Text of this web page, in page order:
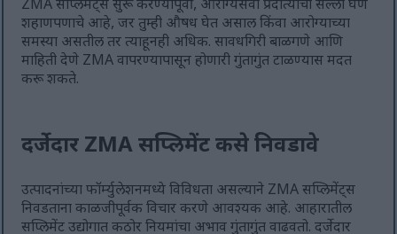
ZMA सप्लिमेंट्स सुरू करण्यापूर्वी, आरोग्यसेवा प्रदात्याचा सल्ला घेणे
शहाणपणाचे आहे, जर तुम्ही औषध घेत असाल किंवा आरोग्याच्या
समस्या असतील तर त्याहूनही अधिक. सावधगिरी बाळगणे आणि
माहिती देणे ZMA वापरण्यापासून होणारी गुंतागुंत टाळण्यास मदत
करू शकते.
दर्जेदार ZMA सप्लिमेंट कसे निवडावे
उत्पादनांच्या फॉर्म्युलेशनमध्ये विविधता असल्याने ZMA सप्लिमेंट्स
निवडताना काळजीपूर्वक विचार करणे आवश्यक आहे. आहारातील
सप्लिमेंट उद्योगात कठोर नियमांचा अभाव गुंतागुंत वाढवतो. दर्जेदार